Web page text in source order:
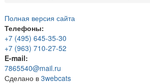
Полная версия сайта
Телефоны:
+7 (495) 645-35-30
+7 (963) 710-27-52
E-mail:
7865540@mail.ru
Сделано в 3webcats